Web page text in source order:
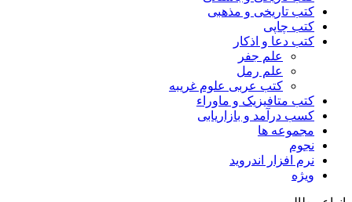
کتب تاریخی و مذهبی
کتب چاپی
کتب دعا و اذکار
علم جفر
علم رمل
کتب عربی علوم غریبه
کتب متافیزیک و ماوراء
کسب درآمد و بازاریابی
مجموعه ها
نجوم
نرم افزار اندروید
ویژه